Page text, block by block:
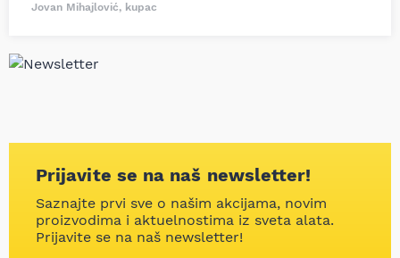
Jovan Mihajlović, kupac
Prijavite se na naš newsletter!
Saznajte prvi sve o našim akcijama, novim
proizvodima i aktuelnostima iz sveta alata.
Prijavite se na naš newsletter!